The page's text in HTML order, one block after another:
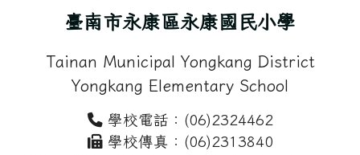
臺南市永康區永康國民小學
Tainan Municipal Yongkang District
Yongkang Elementary School
學校電話：(06)2324462
學校傳真：(06)2313840